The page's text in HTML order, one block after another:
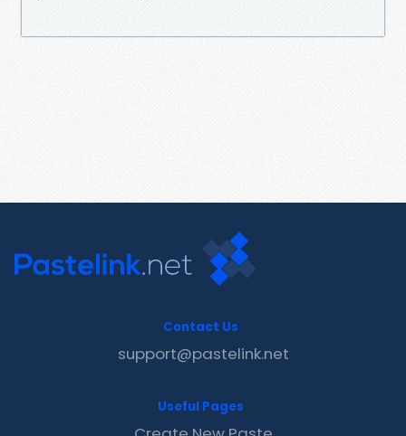
Contact Us
support@pastelink.net
Useful Pages